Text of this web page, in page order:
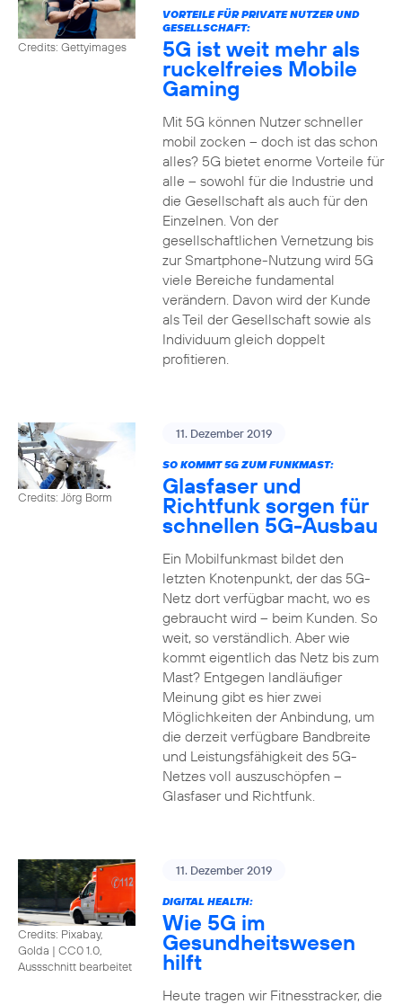
Credits: Gettyimages
VORTEILE FÜR PRIVATE NUTZER UND
GESELLSCHAFT:
5G ist weit mehr als
ruckelfreies Mobile
Gaming
Mit 5G können Nutzer schneller
mobil zocken – doch ist das schon
alles? 5G bietet enorme Vorteile für
alle – sowohl für die Industrie und
die Gesellschaft als auch für den
Einzelnen. Von der
gesellschaftlichen Vernetzung bis
zur Smartphone-Nutzung wird 5G
viele Bereiche fundamental
verändern. Davon wird der Kunde
als Teil der Gesellschaft sowie als
Individuum gleich doppelt
profitieren.
Credits: Jörg Borm
11. Dezember 2019
SO KOMMT 5G ZUM FUNKMAST:
Glasfaser und
Richtfunk sorgen für
schnellen 5G-Ausbau
Ein Mobilfunkmast bildet den
letzten Knotenpunkt, der das 5G-
Netz dort verfügbar macht, wo es
gebraucht wird – beim Kunden. So
weit, so verständlich. Aber wie
kommt eigentlich das Netz bis zum
Mast? Entgegen landläufiger
Meinung gibt es hier zwei
Möglichkeiten der Anbindung, um
die derzeit verfügbare Bandbreite
und Leistungsfähigkeit des 5G-
Netzes voll auszuschöpfen –
Glasfaser und Richtfunk.
Credits: Pixabay,
Golda | CC0 1.0,
Aussschnitt bearbeitet
11. Dezember 2019
DIGITAL HEALTH:
Wie 5G im
Gesundheitswesen
hilft
Heute tragen wir Fitnesstracker, die